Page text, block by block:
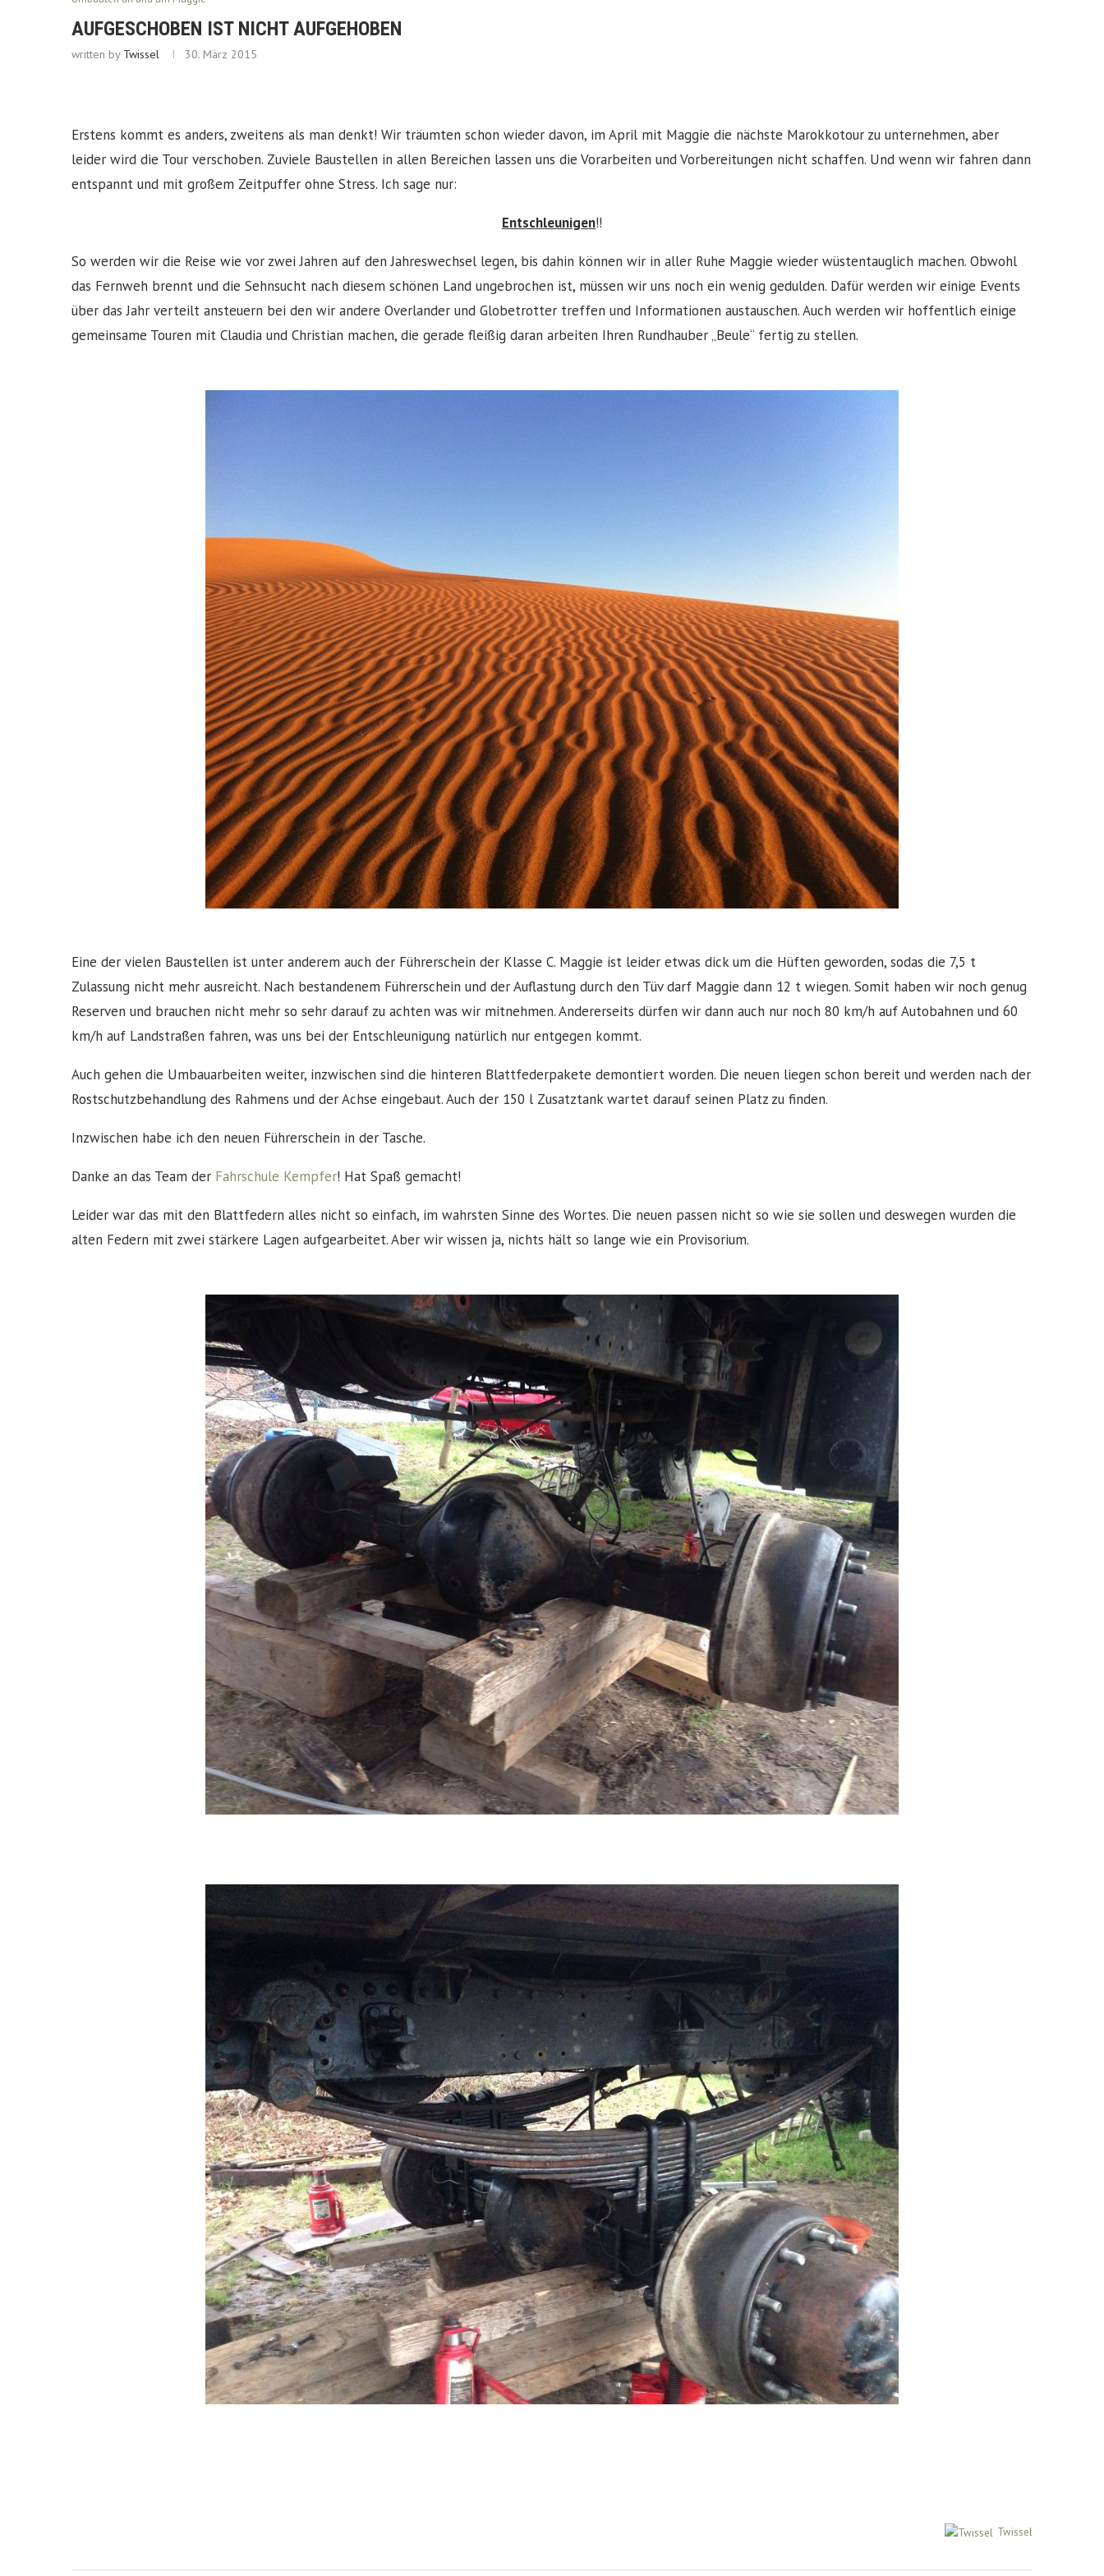
AUFGESCHOBEN IST NICHT AUFGEHOBEN
written by Twissel 30. März 2015
Erstens kommt es anders, zweitens als man denkt! Wir träumten schon wieder davon, im April mit Maggie die nächste Marokkotour zu unternehmen, aber
leider wird die Tour verschoben. Zuviele Baustellen in allen Bereichen lassen uns die Vorarbeiten und Vorbereitungen nicht schaffen. Und wenn wir fahren dann
entspannt und mit großem Zeitpuffer ohne Stress. Ich sage nur:
Entschleunigen!!
So werden wir die Reise wie vor zwei Jahren auf den Jahreswechsel legen, bis dahin können wir in aller Ruhe Maggie wieder wüstentauglich machen. Obwohl
das Fernweh brennt und die Sehnsucht nach diesem schönen Land ungebrochen ist, müssen wir uns noch ein wenig gedulden. Dafür werden wir einige Events
über das Jahr verteilt ansteuern bei den wir andere Overlander und Globetrotter treffen und Informationen austauschen. Auch werden wir hoffentlich einige
gemeinsame Touren mit Claudia und Christian machen, die gerade fleißig daran arbeiten Ihren Rundhauber „Beule“ fertig zu stellen.
Eine der vielen Baustellen ist unter anderem auch der Führerschein der Klasse C. Maggie ist leider etwas dick um die Hüften geworden, sodas die 7,5 t
Zulassung nicht mehr ausreicht. Nach bestandenem Führerschein und der Auflastung durch den Tüv darf Maggie dann 12 t wiegen. Somit haben wir noch genug
Reserven und brauchen nicht mehr so sehr darauf zu achten was wir mitnehmen. Andererseits dürfen wir dann auch nur noch 80 km/h auf Autobahnen und 60
km/h auf Landstraßen fahren, was uns bei der Entschleunigung natürlich nur entgegen kommt.
Auch gehen die Umbauarbeiten weiter, inzwischen sind die hinteren Blattfederpakete demontiert worden. Die neuen liegen schon bereit und werden nach der
Rostschutzbehandlung des Rahmens und der Achse eingebaut. Auch der 150 l Zusatztank wartet darauf seinen Platz zu finden.
Inzwischen habe ich den neuen Führerschein in der Tasche.
Danke an das Team der Fahrschule Kempfer! Hat Spaß gemacht!
Leider war das mit den Blattfedern alles nicht so einfach, im wahrsten Sinne des Wortes. Die neuen passen nicht so wie sie sollen und deswegen wurden die
alten Federn mit zwei stärkere Lagen aufgearbeitet. Aber wir wissen ja, nichts hält so lange wie ein Provisorium.
Twissel